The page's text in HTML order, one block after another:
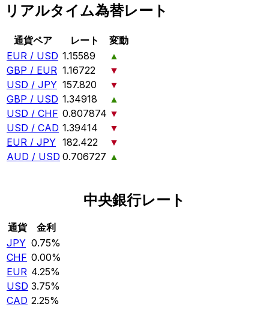
リアルタイム為替レート
通貨ペア レート
変動
EUR / USD 1.15589
▲
GBP / EUR 1.16722
▼
USD / JPY 157.820
▼
GBP / USD 1.34918
▲
USD / CHF 0.807874 ▼
USD / CAD 1.39414
▼
EUR / JPY 182.422
▼
AUD / USD 0.706727 ▲
中央銀行レート
通貨
金利
JPY 0.75%
CHF 0.00%
EUR 4.25%
USD 3.75%
CAD 2.25%